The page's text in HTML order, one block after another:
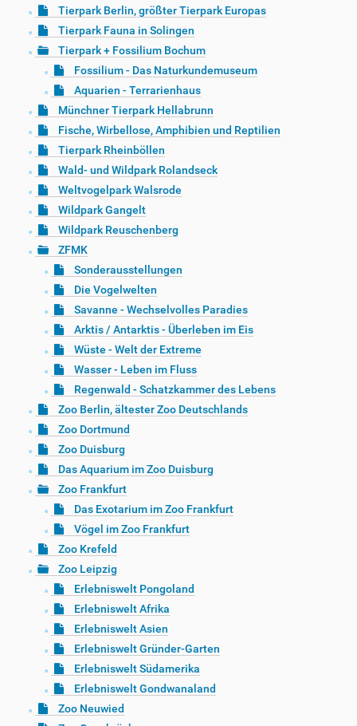
Tierpark Berlin, größter Tierpark Europas
Tierpark Fauna in Solingen
Tierpark + Fossilium Bochum
Fossilium - Das Naturkundemuseum
Aquarien - Terrarienhaus
Münchner Tierpark Hellabrunn
Fische, Wirbellose, Amphibien und Reptilien
Tierpark Rheinböllen
Wald- und Wildpark Rolandseck
Weltvogelpark Walsrode
Wildpark Gangelt
Wildpark Reuschenberg
ZFMK
Sonderausstellungen
Die Vogelwelten
Savanne - Wechselvolles Paradies
Arktis / Antarktis - Überleben im Eis
Wüste - Welt der Extreme
Wasser - Leben im Fluss
Regenwald - Schatzkammer des Lebens
Zoo Berlin, ältester Zoo Deutschlands
Zoo Dortmund
Zoo Duisburg
Das Aquarium im Zoo Duisburg
Zoo Frankfurt
Das Exotarium im Zoo Frankfurt
Vögel im Zoo Frankfurt
Zoo Krefeld
Zoo Leipzig
Erlebniswelt Pongoland
Erlebniswelt Afrika
Erlebniswelt Asien
Erlebniswelt Gründer-Garten
Erlebniswelt Südamerika
Erlebniswelt Gondwanaland
Zoo Neuwied